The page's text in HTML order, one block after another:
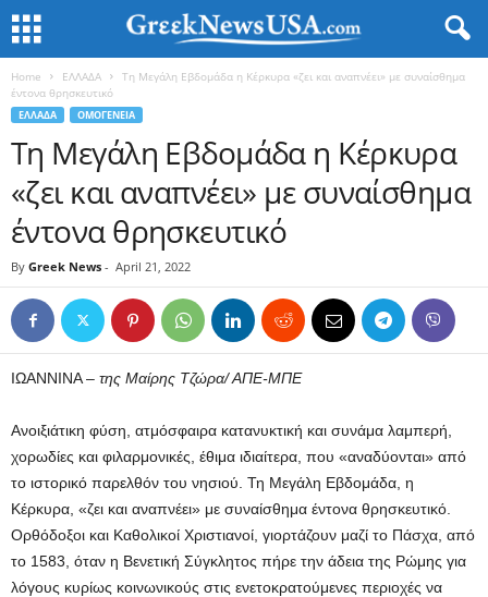
Home ΕΛΛΑΔΑ
Τη Μεγάλη Εβδομάδα η Κέρκυρα «ζει και αναπνέει» με συναίσθημα
έντονα θρησκευτικό
ΕΛΛΑΔΑ ΟΜΟΓΕΝΕΙΑ
Τη Μεγάλη Εβδομάδα η Κέρκυρα
«ζει και αναπνέει» με συναίσθημα
έντονα θρησκευτικό
By Greek News - April 21, 2022
ΙΩΑΝΝΙΝΑ – της Μαίρης Τζώρα/ ΑΠΕ-ΜΠΕ
Ανοιξιάτικη φύση, ατμόσφαιρα κατανυκτική και συνάμα λαμπερή,
χορωδίες και φιλαρμονικές, έθιμα ιδιαίτερα, που «αναδύονται» από
το ιστορικό παρελθόν του νησιού. Τη Μεγάλη Εβδομάδα, η
Κέρκυρα, «ζει και αναπνέει» με συναίσθημα έντονα θρησκευτικό.
Ορθόδοξοι και Καθολικοί Χριστιανοί, γιορτάζουν μαζί το Πάσχα, από
το 1583, όταν η Βενετική Σύγκλητος πήρε την άδεια της Ρώμης για
λόγους κυρίως κοινωνικούς στις ενετοκρατούμενες περιοχές να